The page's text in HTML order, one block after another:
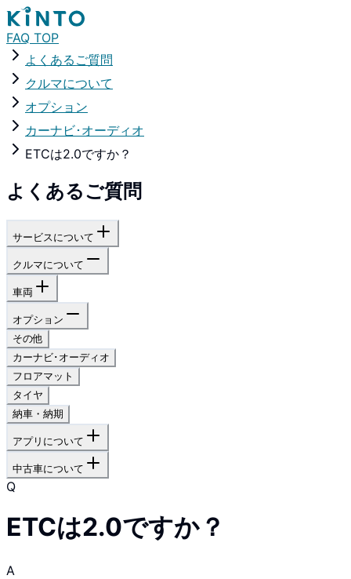
FAQ TOP
よくあるご質問
クルマについて
オプション
カーナビ･オーディオ
ETCは2.0ですか？
よくあるご質問
サービスについて
クルマについて
車両
オプション
その他
カーナビ･オーディオ
フロアマット
タイヤ
納車・納期
アプリについて
中古車について
Q
ETCは2.0ですか？
A